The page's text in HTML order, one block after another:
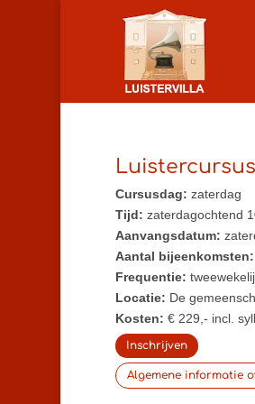
Cursusdag: zaterdag
Tijd: zaterdagochtend
Aanvangsdatum:
Aantal bijeenkomsten:
Frequentie:
Locatie: De
Kosten: € 229,- incl.
Inschrijven
Algemene informatie